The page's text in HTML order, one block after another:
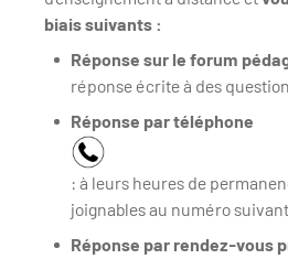
biais suivants :
Réponse sur le forum
réponse écrite à des
Réponse par téléphone
: à leurs heures de
joignables au numéro
Réponse par rendez-vous